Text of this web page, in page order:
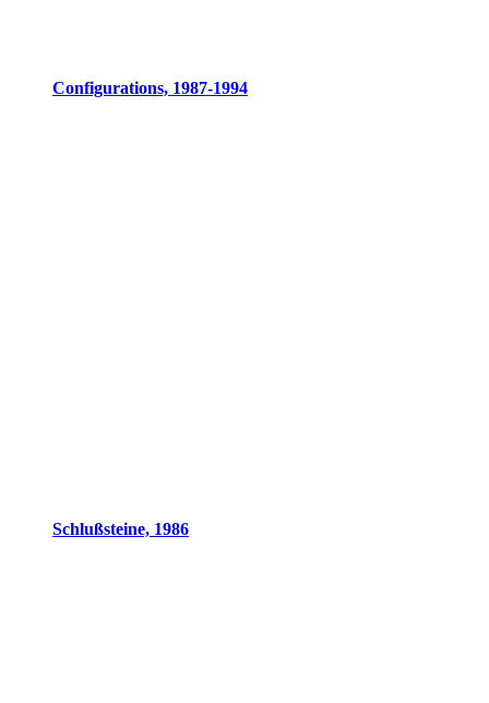
Configurations, 1987-1994
Schlußsteine, 1986